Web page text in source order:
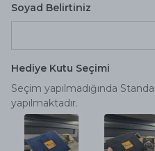
Soyad Belirtiniz
Hediye Kutu Seçimi
Seçim yapılmadığında
yapılmaktadır.